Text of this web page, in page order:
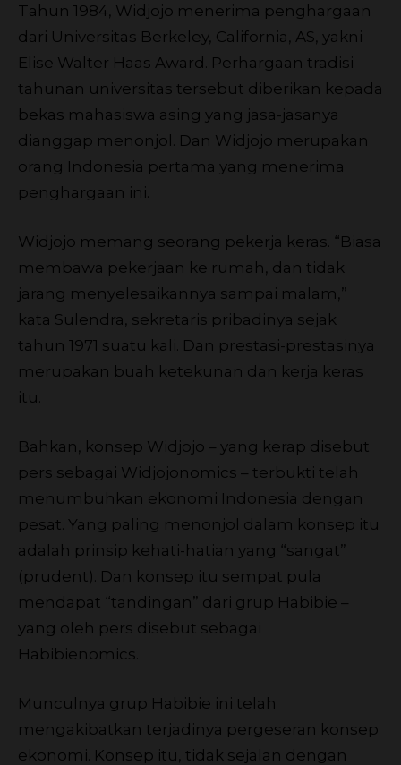
Tahun 1984, Widjojo menerima penghargaan
dari Universitas Berkeley, California, AS, yakni
Elise Walter Haas Award. Perhargaan tradisi
tahunan universitas tersebut diberikan kepada
bekas mahasiswa asing yang jasa-jasanya
dianggap menonjol. Dan Widjojo merupakan
orang Indonesia pertama yang menerima
penghargaan ini.
Widjojo memang seorang pekerja keras. “Biasa
membawa pekerjaan ke rumah, dan tidak
jarang menyelesaikannya sampai malam,”
kata Sulendra, sekretaris pribadinya sejak
tahun 1971 suatu kali. Dan prestasi-prestasinya
merupakan buah ketekunan dan kerja keras
itu.
Bahkan, konsep Widjojo – yang kerap disebut
pers sebagai Widjojonomics – terbukti telah
menumbuhkan ekonomi Indonesia dengan
pesat. Yang paling menonjol dalam konsep itu
adalah prinsip kehati-hatian yang “sangat”
(prudent). Dan konsep itu sempat pula
mendapat “tandingan” dari grup Habibie –
yang oleh pers disebut sebagai
Habibienomics.
Munculnya grup Habibie ini telah
mengakibatkan terjadinya pergeseran konsep
ekonomi. Konsep itu, tidak sejalan dengan